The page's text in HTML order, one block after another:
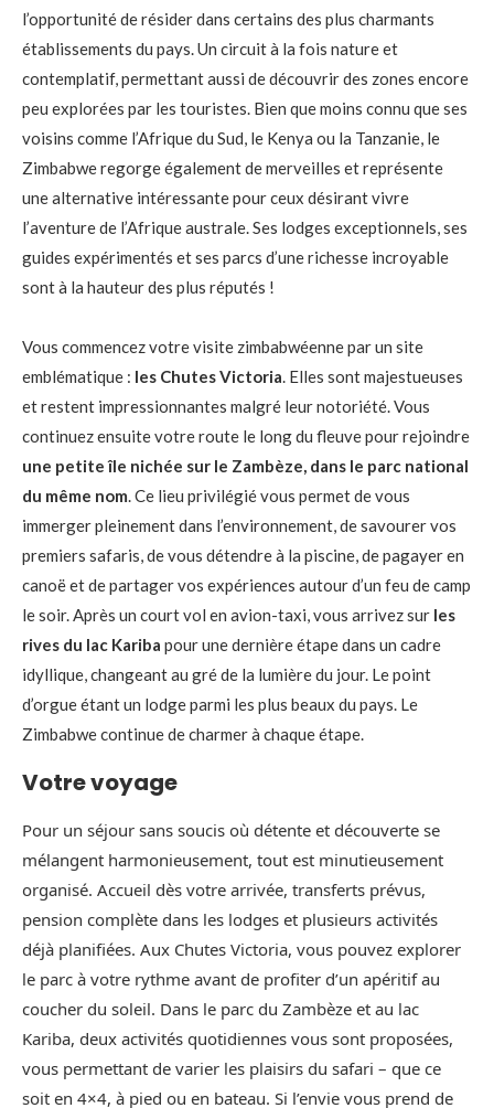
l’opportunité de résider dans certains des plus charmants
établissements du pays. Un circuit à la fois nature et
contemplatif, permettant aussi de découvrir des zones encore
peu explorées par les touristes. Bien que moins connu que ses
voisins comme l’Afrique du Sud, le Kenya ou la Tanzanie, le
Zimbabwe regorge également de merveilles et représente
une alternative intéressante pour ceux désirant vivre
l’aventure de l’Afrique australe. Ses lodges exceptionnels, ses
guides expérimentés et ses parcs d’une richesse incroyable
sont à la hauteur des plus réputés !
Vous commencez votre visite zimbabwéenne par un site
emblématique : les Chutes Victoria. Elles sont majestueuses
et restent impressionnantes malgré leur notoriété. Vous
continuez ensuite votre route le long du fleuve pour rejoindre
une petite île nichée sur le Zambèze, dans le parc national
du même nom. Ce lieu privilégié vous permet de vous
immerger pleinement dans l’environnement, de savourer vos
premiers safaris, de vous détendre à la piscine, de pagayer en
canoë et de partager vos expériences autour d’un feu de camp
le soir. Après un court vol en avion-taxi, vous arrivez sur les
rives du lac Kariba pour une dernière étape dans un cadre
idyllique, changeant au gré de la lumière du jour. Le point
d’orgue étant un lodge parmi les plus beaux du pays. Le
Zimbabwe continue de charmer à chaque étape.
Votre voyage
Pour un séjour sans soucis où détente et découverte se
mélangent harmonieusement, tout est minutieusement
organisé. Accueil dès votre arrivée, transferts prévus,
pension complète dans les lodges et plusieurs activités
déjà planifiées. Aux Chutes Victoria, vous pouvez explorer
le parc à votre rythme avant de profiter d’un apéritif au
coucher du soleil. Dans le parc du Zambèze et au lac
Kariba, deux activités quotidiennes vous sont proposées,
vous permettant de varier les plaisirs du safari – que ce
soit en 4×4, à pied ou en bateau. Si l’envie vous prend de